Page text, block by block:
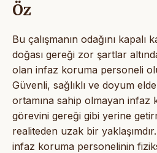
Öz
Bu çalışmanın odağını kapalı
doğası gereği zor şartlar
olan infaz koruma personeli
Güvenli, sağlıklı ve doyum
ortamına sahip olmayan infaz
görevini gereği gibi yerine
realiteden uzak bir
infaz koruma personelinin